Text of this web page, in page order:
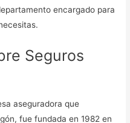
encargado para
Seguros
aseguradora que
fue fundada en 1982 en